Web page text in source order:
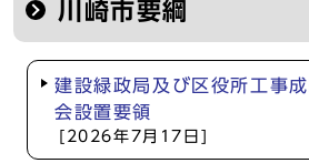
川崎市要綱
建設緑政局及び区役所工事
会設置要領
[2026年7月17日]